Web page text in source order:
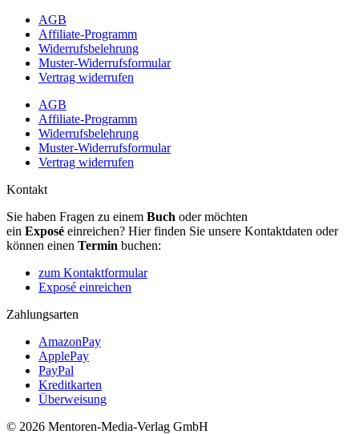
AGB
Affiliate-Programm
Widerrufsbelehrung
Muster-Widerrufsformular
Vertrag widerrufen
AGB
Affiliate-Programm
Widerrufsbelehrung
Muster-Widerrufsformular
Vertrag widerrufen
Kontakt
Sie haben Fragen zu einem Buch oder möchten
ein Exposé einreichen? Hier finden Sie unsere Kontaktdaten oder
können einen Termin buchen:
zum Kontaktformular
Exposé einreichen
Zahlungsarten
AmazonPay
ApplePay
PayPal
Kreditkarten
Überweisung
© 2026 Mentoren-Media-Verlag GmbH